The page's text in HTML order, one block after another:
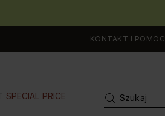
KONTAKT I POMOC
SPECIAL PRICE